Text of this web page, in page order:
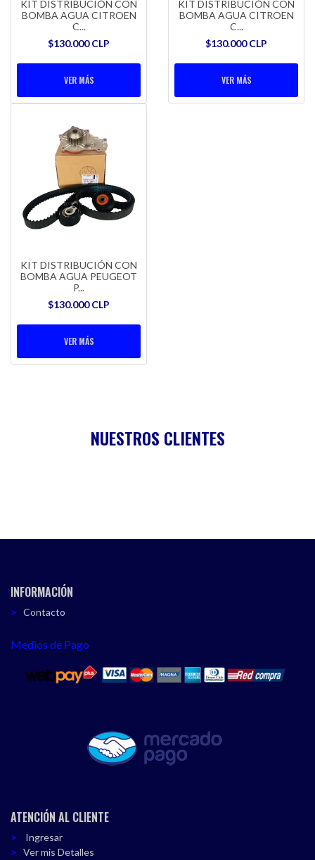
KIT DISTRIBUCIÓN CON
BOMBA AGUA CITROEN
C...
$130.000 CLP
VER MÁS
KIT DISTRIBUCIÓN CON
BOMBA AGUA CITROEN
C...
$130.000 CLP
VER MÁS
KIT DISTRIBUCIÓN CON
BOMBA AGUA PEUGEOT
P...
$130.000 CLP
VER MÁS
NUESTROS CLIENTES
INFORMACIÓN
Contacto
Medios de Pago
ATENCIÓN AL CLIENTE
Ingresar
Ver mis Detalles